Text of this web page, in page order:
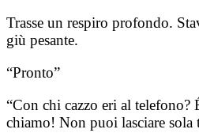
Trasse un respiro profondo.
giù pesante.
“Pronto”
“Con chi cazzo eri al telefono?
chiamo! Non puoi lasciare sola